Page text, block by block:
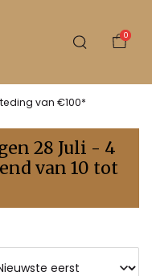
0
van €100*
28 Juli - 4
van 10 tot